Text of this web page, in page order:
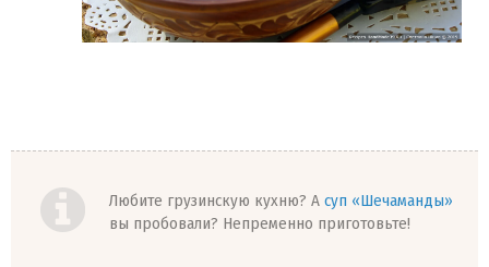
Любите грузинскую кухню? А суп «Шечаманды»
вы пробовали? Непременно приготовьте!